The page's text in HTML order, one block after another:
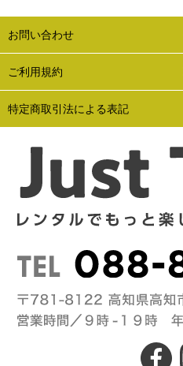
お問い合わせ
ご利用規約
特定商取引法による表記